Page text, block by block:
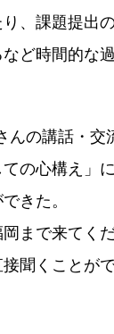
り、課題提出
ど時間的な
の講話・交
ての心構え」
できた。
岡まで来てく
接聞くことがで